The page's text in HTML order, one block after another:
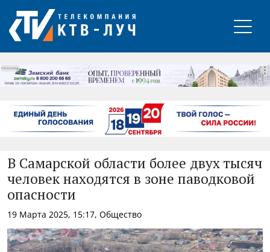
РЕКЛАМА
В Самарской области более двух тысяч
человек находятся в зоне паводковой
опасности
19 Марта 2025, 15:17, Общество